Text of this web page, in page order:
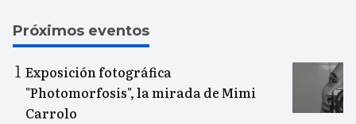
Próximos eventos
Exposición fotográfica
"Photomorfosis", la mirada de Mimi
Carrolo